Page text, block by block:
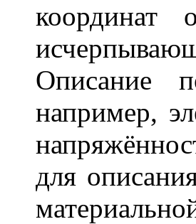
координат
Описание
например,
для